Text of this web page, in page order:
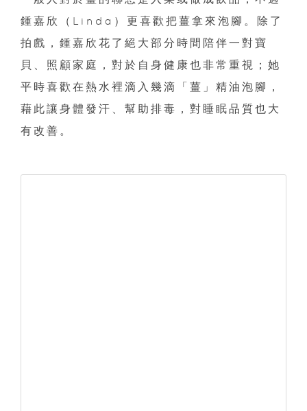
鍾嘉欣（Linda）更喜歡把薑拿來泡腳。除了
拍戲，鍾嘉欣花了絕大部分時間陪伴一對寶
貝、照顧家庭，對於自身健康也非常重視；她
平時喜歡在熱水裡滴入幾滴「薑」精油泡腳，
藉此讓身體發汗、幫助排毒，對睡眠品質也大
有改善。